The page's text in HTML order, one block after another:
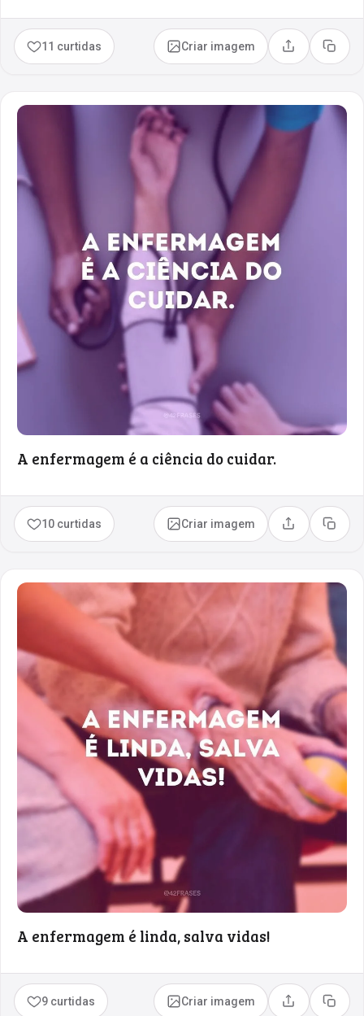
11 curtidas Criar imagem Compartilhar
Copiar
A enfermagem é a ciência do cuidar.
10 curtidas Criar imagem Compartilhar
Copiar
A enfermagem é linda, salva vidas!
9 curtidas Criar imagem Compartilhar
Copiar